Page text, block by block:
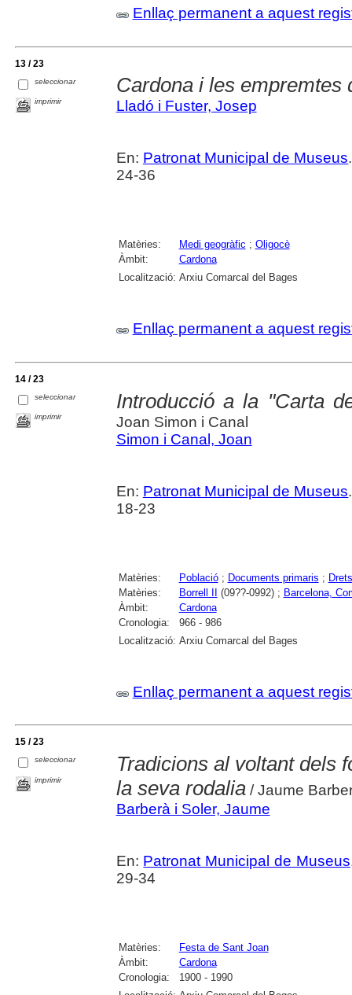
Enllaç permanent a aquest
13 / 23
seleccionar
imprimir
Cardona i les empremtes
Lladó i Fuster, Josep
En: Patronat Municipal de Museus
24-36
Matèries: Medi geogràfic ; Oligocè
Àmbit:
Cardona
Localització: Arxiu Comarcal del Bages
Enllaç permanent a aquest
14 / 23
seleccionar
imprimir
Introducció a la "Carta
Joan Simon i Canal
Simon i Canal, Joan
En: Patronat Municipal de Museus
18-23
Matèries: Població; Documents primaris ;
Matèries:
Borrell II (09??-0992) ; Barcelona,
Àmbit:
Cardona
Cronologia:
966 - 986
Localització: Arxiu Comarcal del Bages
Enllaç permanent a aquest
15 / 23
seleccionar
imprimir
Tradicions al voltant dels
la seva rodalia/ Jaume
Barberà i Soler, Jaume
En: Patronat Municipal de Museus
29-34
Matèries:
Festa de Sant Joan
Àmbit:
Cardona
Cronologia:
1900 - 1990